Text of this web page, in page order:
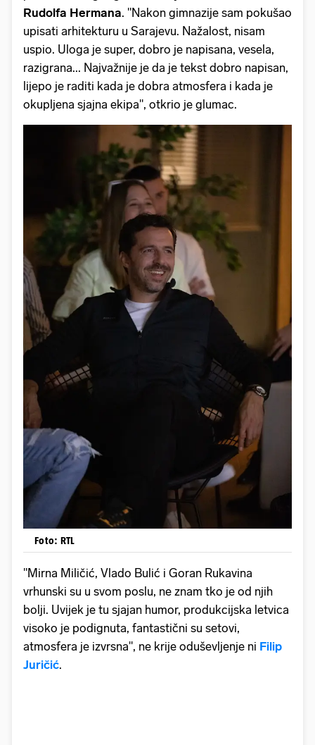
Rudolfa Hermana. "Nakon gimnazije sam pokušao
upisati arhitekturu u Sarajevu. Nažalost, nisam
uspio. Uloga je super, dobro je napisana, vesela,
razigrana... Najvažnije je da je tekst dobro napisan,
lijepo je raditi kada je dobra atmosfera i kada je
okupljena sjajna ekipa", otkrio je glumac.
Foto: RTL
"Mirna Miličić, Vlado Bulić i Goran Rukavina
vrhunski su u svom poslu, ne znam tko je od njih
bolji. Uvijek je tu sjajan humor, produkcijska letvica
visoko je podignuta, fantastični su setovi,
atmosfera je izvrsna", ne krije oduševljenje ni Filip
Juričić.